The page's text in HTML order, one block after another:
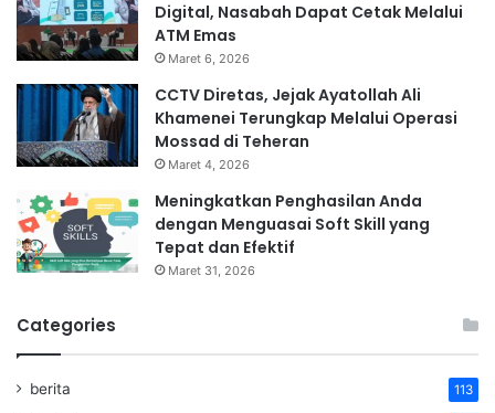
Digital, Nasabah Dapat Cetak Melalui
ATM Emas
Maret 6, 2026
CCTV Diretas, Jejak Ayatollah Ali
Khamenei Terungkap Melalui Operasi
Mossad di Teheran
Maret 4, 2026
Meningkatkan Penghasilan Anda
dengan Menguasai Soft Skill yang
Tepat dan Efektif
Maret 31, 2026
Categories
berita 113